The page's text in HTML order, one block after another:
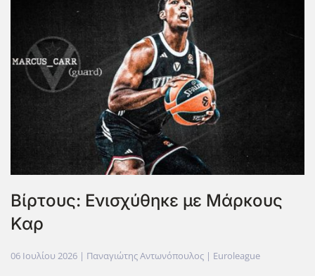
Βίρτους: Ενισχύθηκε με Μάρκους
Καρ
06 Ιουλίου 2026 | Παναγιώτης Αντωνόπουλος | Euroleague